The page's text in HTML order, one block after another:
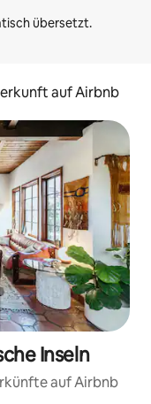
auf Airbnb
Inseln
auf Airbnb